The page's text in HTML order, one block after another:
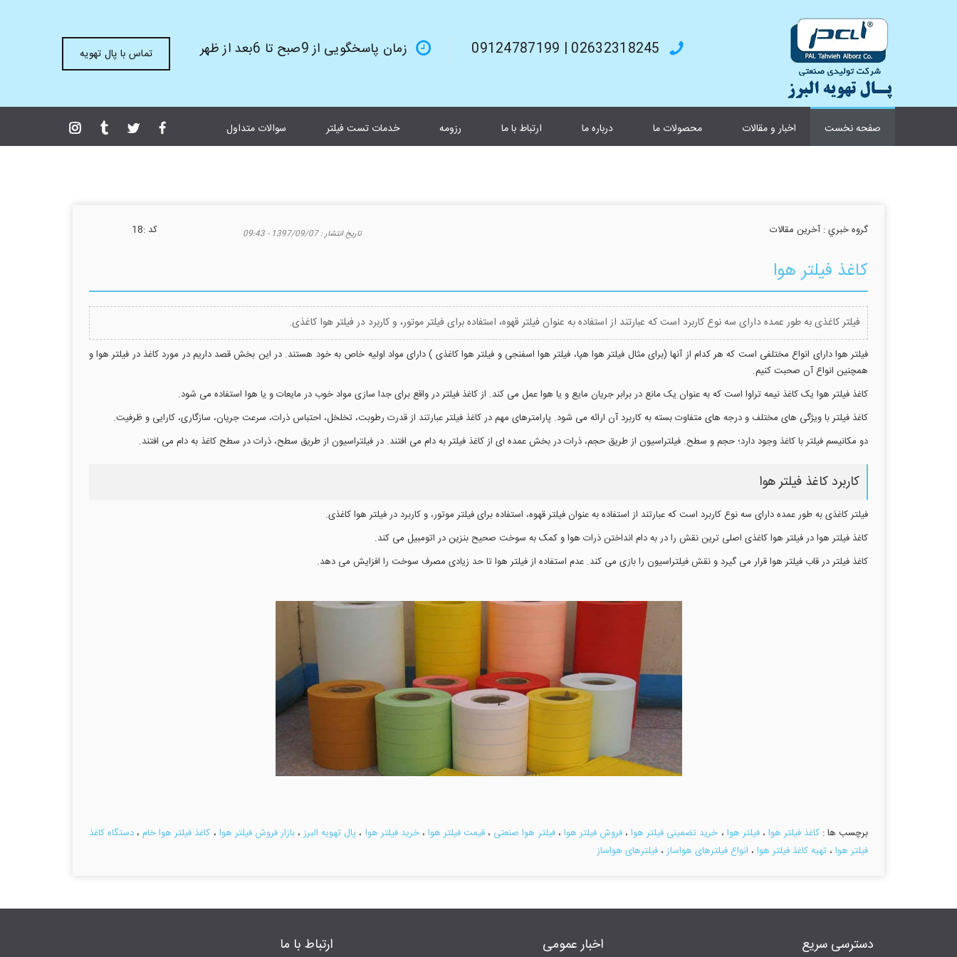
02632318245 | 09124787199 زمان پاسخگویی از 9صبح تا 6بعد از ظهر تماس با پال تهویه
صفحه نخست اخبار و مقالات محصولات ما درباره ما ارتباط با ما رزومه خدمات تست فیلتر سوالات متداول
گروه خبري : آخرین مقالات تاريخ انتشار :1397/09/07 - 09:43 كد :18
کاغذ فیلتر هوا
فیلتر کاغذی به طور عمده دارای سه نوع کاربرد است که عبارتند از استفاده به عنوان فیلتر قهوه، استفاده برای فیلتر موتور، و کاربرد در فیلتر هوا کاغذی.
فیلتر هوا دارای انواع مختلفی است که هر کدام از آنها (برای مثال فیلتر هوا هپا، فیلتر هوا اسفنجی و فیلتر هوا کاغذی ) دارای مواد اولیه خاص به خود هستند. در این بخش قصد داریم در مورد کاغذ در فیلتر هوا و
همچنین انواع آن صحبت کنیم.
کاغذ فیلتر هوا یک کاغذ نیمه تراوا است که به عنوان یک مانع در برابر جریان مایع و یا هوا عمل می کند. از کاغذ فیلتر در واقع برای جدا سازی مواد خوب در مایعات و یا هوا استفاده می شود.
کاغذ فیلتر با ویژگی های مختلف و درجه های متفاوت بسته به کاربرد آن ارائه می شود. پارامترهای مهم در کاغذ فیلتر عبارتند از قدرت رطوبت، تخلخل، احتباس ذرات، سرعت جریان، سازگاری، کارایی و ظرفیت.
دو مکانیسم فیلتر با کاغذ وجود دارد؛ حجم و سطح. فیلتراسیون از طریق حجم، ذرات در بخش عمده ای از کاغذ فیلتر به دام می افتند. در فیلتراسیون از طریق سطح، ذرات در سطح کاغذ به دام می افتند.
کاربرد کاغذ فیلتر هوا
فیلتر کاغذی به طور عمده دارای سه نوع کاربرد است که عبارتند از استفاده به عنوان فیلتر قهوه، استفاده برای فیلتر موتور، و کاربرد در فیلتر هوا کاغذی.
کاغذ فیلتر هوا در فیلتر هوا کاغذی اصلی ترین نقش را در به دام انداختن ذرات هوا و کمک به سوخت صحیح بنزین در اتومبیل می کند.
کاغذ فیلتر در قاب فیلتر هوا قرار می گیرد و نقش فیلتراسیون را بازی می کند. عدم استفاده از فیلتر هوا تا حد زیادی مصرف سوخت را افزایش می دهد.
برچسب ها : کاغذ فیلتر هوا ،فیلتر هوا ، خرید تضمینی فیلتر هوا،فروش فیلتر هوا ،فیلتر هوا صنعتی ، قیمت فیلتر هوا ،خرید فیلتر هوا ، پال تهویه البرز،بازار فروش فیلتر هوا ، کاغذ فیلتر هوا خام،دستگاه کاغذ
فیلتر هوا، تهیه کاغذ فیلتر هوا، انواع فیلترهای هواساز، فیلترهای هواساز
دسترسی سریع اخبار عمومی ارتباط با ما